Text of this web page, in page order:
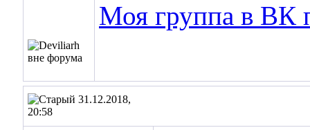
Моя группа в ВК
31.12.2018,
20:58